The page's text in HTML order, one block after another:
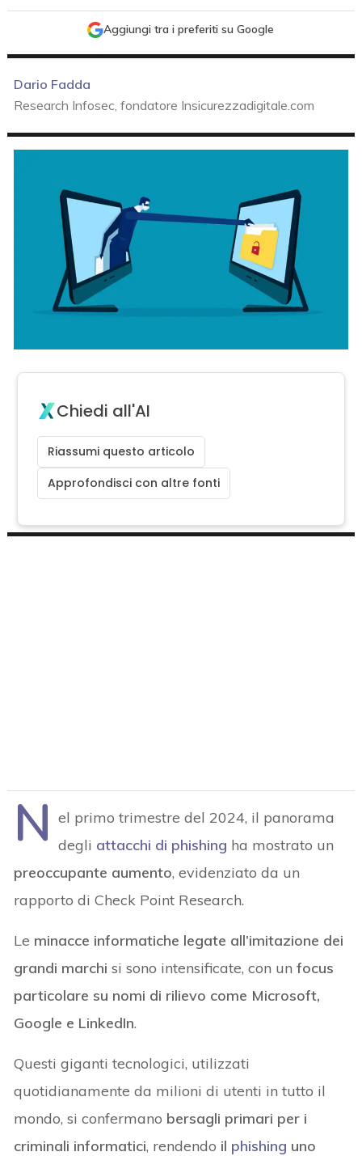
Aggiungi tra i preferiti su Google
Dario Fadda
Research Infosec, fondatore Insicurezzadigitale.com
Chiedi all'AI
Riassumi questo articolo
Approfondisci con altre fonti
N el primo trimestre del 2024, il panorama
degli attacchi di phishing ha mostrato un
preoccupante aumento, evidenziato da un
rapporto di Check Point Research.
Le minacce informatiche legate all’imitazione dei
grandi marchi si sono intensificate, con unfocus
particolare su nomi di rilievo come Microsoft,
Google e LinkedIn.
Questi giganti tecnologici, utilizzati
quotidianamente da milioni di utenti in tutto il
mondo, si confermano bersagli primari per i
criminali informatici, rendendo il phishing uno